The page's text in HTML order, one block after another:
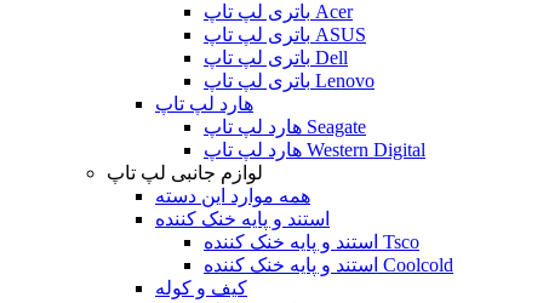
باتری لپ تاپ Acer
باتری لپ تاپ ASUS
باتری لپ تاپ Dell
باتری لپ تاپ Lenovo
هارد لپ تاپ
هارد لپ تاپ Seagate
هارد لپ تاپ Western Digital
لوازم جانبی لپ تاپ
همه موارد این دسته
استند و پایه خنک کننده
استند و پایه خنک کننده Tsco
استند و پایه خنک کننده Coolcold
کیف و کوله